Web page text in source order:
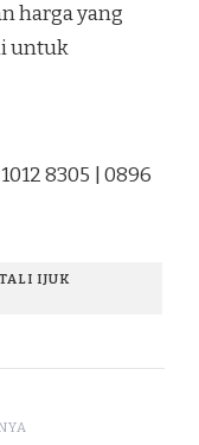
harga yang
untuk
8305 | 0896
IJUK